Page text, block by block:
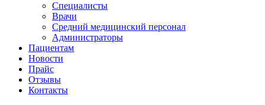
Специалисты
Врачи
Средний медицинский персонал
Администраторы
Пациентам
Новости
Прайс
Отзывы
Контакты